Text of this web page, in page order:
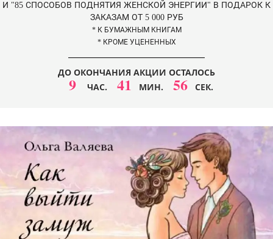
И "85 СПОСОБОВ ПОДНЯТИЯ ЖЕНСКОЙ ЭНЕРГИИ" В ПОДАРОК К
ЗАКАЗАМ ОТ 5 000 РУБ
* К БУМАЖНЫМ КНИГАМ
* КРОМЕ УЦЕНЕННЫХ
ДО ОКОНЧАНИЯ АКЦИИ ОСТАЛОСЬ
9 ЧАС. 41 МИН. 52 СЕК.